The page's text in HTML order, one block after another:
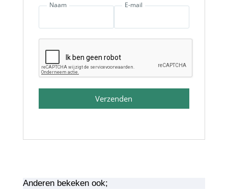
Naam E-mail
Verzenden
Anderen bekeken ook;